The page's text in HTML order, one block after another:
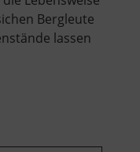
Bergleute
lassen